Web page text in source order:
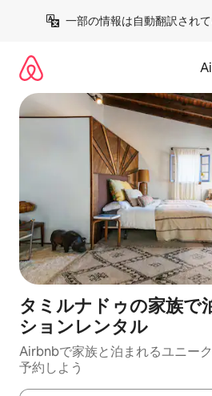
一部の情報は自動翻訳されて
タミルナドゥの家族で
ションレンタル
Airbnbで家族と泊まれるユニー
予約しよう